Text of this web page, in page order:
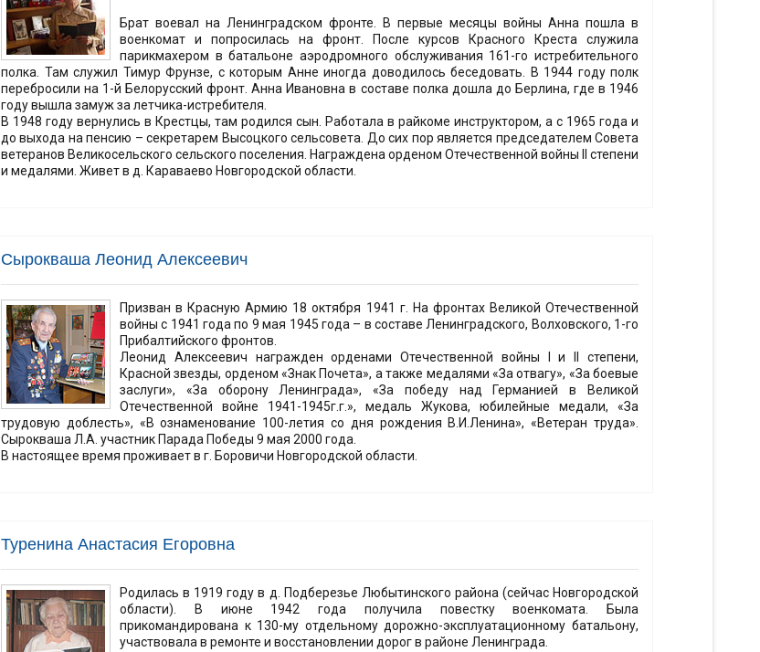
Брат воевал на Ленинградском фронте. В первые месяцы войны Анна пошла в
военкомат и попросилась на фронт. После курсов Красного Креста служила
парикмахером в батальоне аэродромного обслуживания 161-го истребительного
полка. Там служил Тимур Фрунзе, с которым Анне иногда доводилось беседовать. В 1944 году полк
перебросили на 1-й Белорусский фронт. Анна Ивановна в составе полка дошла до Берлина, где в 1946
году вышла замуж за летчика-истребителя.
В 1948 году вернулись в Крестцы, там родился сын. Работала в райкоме инструктором, а с 1965 года и
до выхода на пенсию – секретарем Высоцкого сельсовета. До сих пор является председателем Совета
ветеранов Великосельского сельского поселения. Награждена орденом Отечественной войны II степени
и медалями. Живет в д. Караваево Новгородской области.
Сырокваша Леонид Алексеевич
Призван в Красную Армию 18 октября 1941 г. На фронтах Великой Отечественной
войны с 1941 года по 9 мая 1945 года – в составе Ленинградского, Волховского, 1-го
Прибалтийского фронтов.
Леонид Алексеевич награжден орденами Отечественной войны I и II степени,
Красной звезды, орденом «Знак Почета», а также медалями «За отвагу», «За боевые
заслуги», «За оборону Ленинграда», «За победу над Германией в Великой
Отечественной войне 1941-1945г.г.», медаль Жукова, юбилейные медали, «За
трудовую доблесть», «В ознаменование 100-летия со дня рождения В.И.Ленина», «Ветеран труда».
Сырокваша Л.А. участник Парада Победы 9 мая 2000 года.
В настоящее время проживает в г. Боровичи Новгородской области.
Туренина Анастасия Егоровна
Родилась в 1919 году в д. Подберезье Любытинского района (сейчас Новгородской
области). В июне 1942 года получила повестку военкомата. Была
прикомандирована к 130-му отдельному дорожно-эксплуатационному батальону,
участвовала в ремонте и восстановлении дорог в районе Ленинграда.